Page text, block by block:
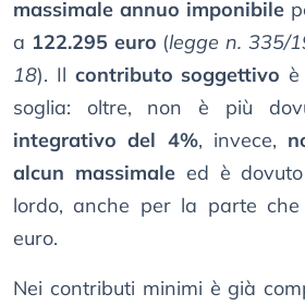
massimale annuo imponibile
a 122.295 euro (legge n. 335/
18). Il contributo soggettivo
soglia: oltre, non è più
integrativo del 4%, invece,
alcun massimaleed è dovuto
lordo, anche per la parte
euro.
Nei contributi minimi è già